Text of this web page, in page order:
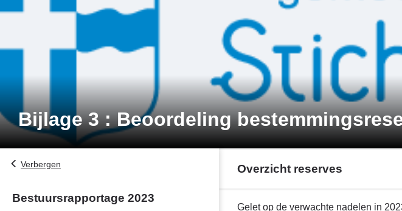
Bijlage 3 : Beoordeling
Verbergen
Bestuursrapportage 2023
Overzicht reserves
TerugGelet op de verwachte nadelen in